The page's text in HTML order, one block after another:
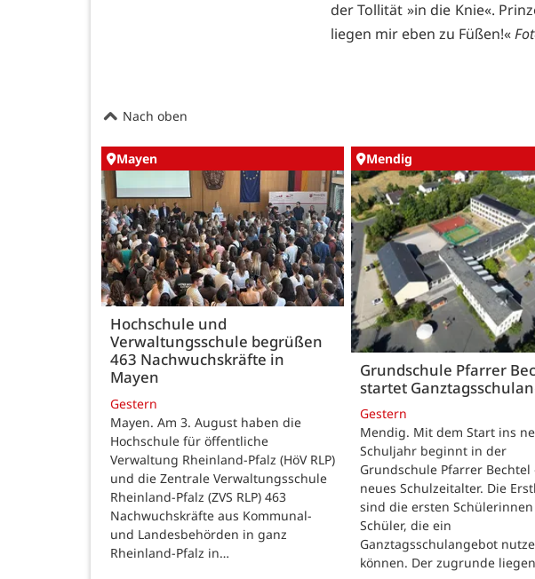
der Tollität »in die Knie«.
liegen mir eben zu Füßen!«
Nach oben
Mayen
Hochschule und
Verwaltungsschule begrüßen
463 Nachwuchskräfte in
Mayen
Gestern
Mayen. Am 3. August haben die
Hochschule für öffentliche
Verwaltung Rheinland-Pfalz (HöV RLP)
und die Zentrale Verwaltungsschule
Rheinland-Pfalz (ZVS RLP) 463
Nachwuchskräfte aus Kommunal-
und Landesbehörden in ganz
Rheinland-Pfalz in…
Mendig
Grundschule Pfarrer
startet
Gestern
Mendig. Mit dem Start ins
Schuljahr beginnt in der
Grundschule Pfarrer Bechtel
neues Schulzeitalter. Die
sind die ersten
Schüler, die ein
Ganztagsschulangebot
können. Der zugrunde